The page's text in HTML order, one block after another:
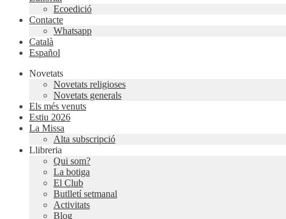
Ecoedició
Contacte
Whatsapp
Català
Español
Novetats
Novetats religioses
Novetats generals
Els més venuts
Estiu 2026
La Missa
Alta subscripció
Llibreria
Qui som?
La botiga
El Club
Butlletí setmanal
Activitats
Blog